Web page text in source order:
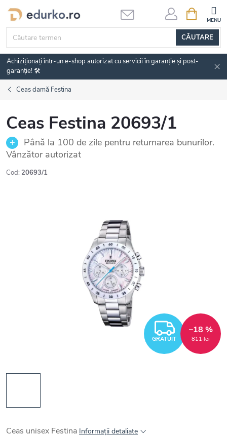
Treci
conținut
CĂUTARE
DE
Achiziționați într-un e-shop autorizat cu servicii în garanție și post-
garanție! 🛠️
Ceas damă Festina
Ceas Festina 20693/1
Până la 100 de zile pentru returnarea bunurilor.
Vânzător autorizat
Cod: 20693/1
GRATUIT 811 lei
–18 %
Ceas unisex Festina Informaţii detaliate